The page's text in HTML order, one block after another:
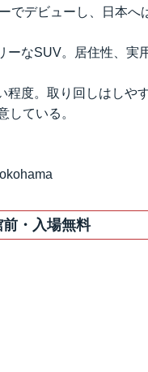
でデビューし、日本へ
ーなSUV。居住性、実
度。取り回しはしや
している。
・入場無料